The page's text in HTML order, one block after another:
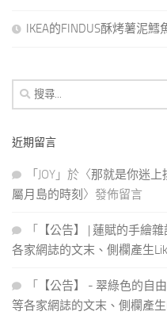
IKEA的FINDUS酥烤薯泥鱈
搜
尋
鍵
近期留言
「 JOY 」於〈那就是你迷上
屬月島的時刻 〉發佈留言
「 【公告】 | 蓮賦的手繪雜
各家網誌的文末、側欄產生
「 【公告】 - 翠綠色的自
等各家網誌的文末、側欄產